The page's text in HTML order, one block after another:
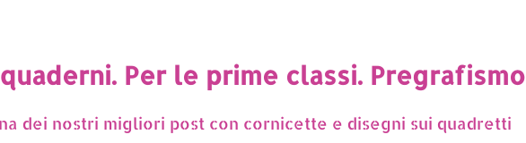
Per le prime classi. Pregrafismo
dei nostri migliori post con cornicette e disegni sui quadretti